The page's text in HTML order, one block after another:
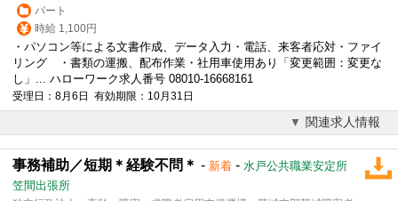
パート
時給 1,100円
・パソコン等による文書作成、データ入力・電話、来客者応対・ファイ
リング ・書類の運搬、配布作業・社用車使用あり「変更範囲：変更な
し」... ハローワーク求人番号 08010-16668161
受理日：8月6日 有効期限：10月31日
関連求人情報
事務補助／短期＊経験不問＊ - 新着 - 水戸公共職業安定所
笠間出張所